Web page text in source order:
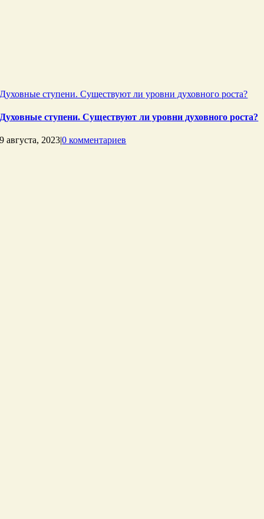
Духовные ступени. Существуют ли уровни духовного роста?
Духовные ступени. Существуют ли уровни духовного роста?
9 августа, 2023|0 комментариев